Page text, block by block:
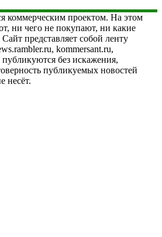
коммерческим проектом. На этом
ни чего не покупают, ни какие
представляет собой ленту
kommersant.ru,
без искажения,
публикуемых новостей
несёт.